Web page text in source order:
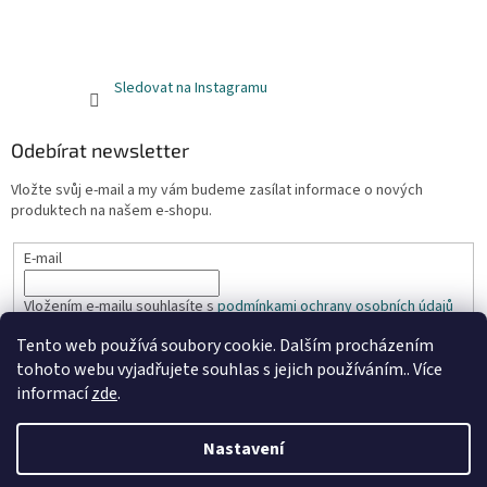
Tento web používá soubory cookie. Dalším procházením
tohoto webu vyjadřujete souhlas s jejich používáním.. Více
informacízde.
Nastavení
Sledovat na Instagramu
Odebírat newsletter
Vložte svůj e-mail a my vám budeme zasílat informace o nových
produktech na našem e-shopu.
E-mail
Vložením e-mailu souhlasíte spodmínkami ochrany osobních údajů
PŘIHLÁSIT SE
Vytvořil Shoptet